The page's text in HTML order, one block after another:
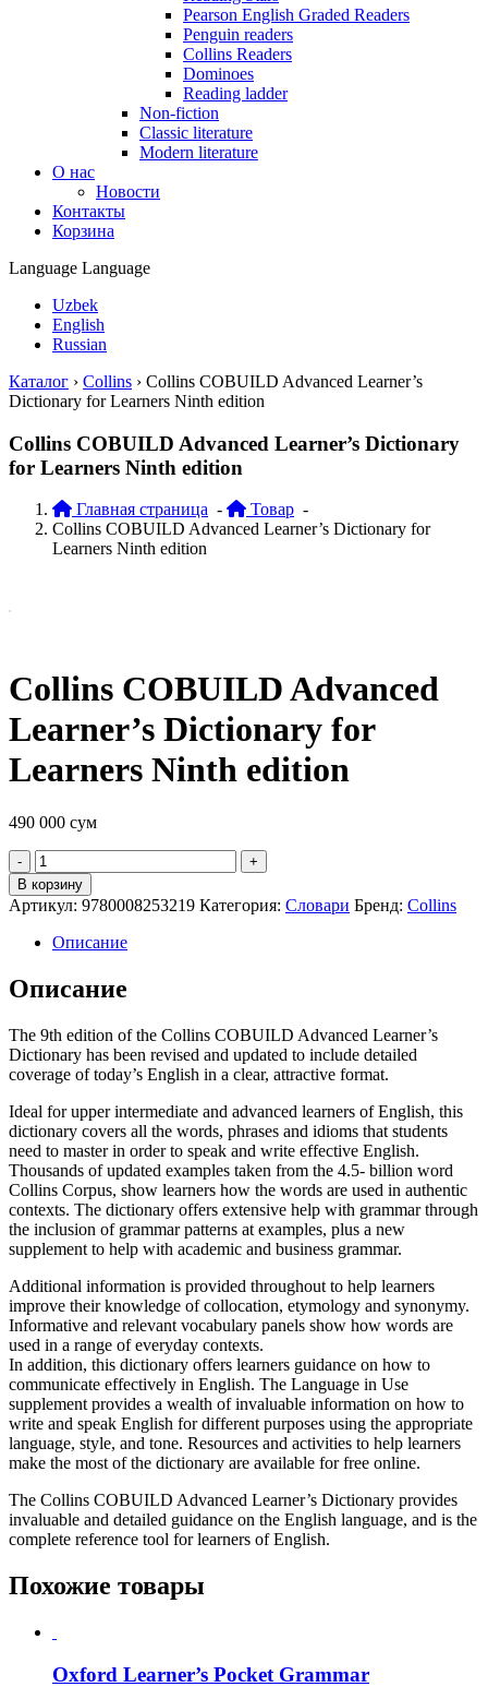
Pearson English Graded Readers
Penguin readers
Collins Readers
Dominoes
Reading ladder
Non-fiction
Classic literature
Modern literature
О нас
Новости
Контакты
Корзина
Language Language
Uzbek
English
Russian
Каталог › Collins › Collins COBUILD Advanced Learner’s
Dictionary for Learners Ninth edition
Collins COBUILD Advanced Learner’s Dictionary
for Learners Ninth edition
Главная страница - Товар -
Collins COBUILD Advanced Learner’s Dictionary for
Learners Ninth edition
Collins COBUILD Advanced
Learner’s Dictionary for
Learners Ninth edition
490 000 сум
Quantity
В корзину
Артикул: 9780008253219 Категория: Словари Бренд: Collins
Описание
Описание
The 9th edition of the Collins COBUILD Advanced Learner’s
Dictionary has been revised and updated to include detailed
coverage of today’s English in a clear, attractive format.
Ideal for upper intermediate and advanced learners of English, this
dictionary covers all the words, phrases and idioms that students
need to master in order to speak and write effective English.
Thousands of updated examples taken from the 4.5- billion word
Collins Corpus, show learners how the words are used in authentic
contexts. The dictionary offers extensive help with grammar through
the inclusion of grammar patterns at examples, plus a new
supplement to help with academic and business grammar.
Additional information is provided throughout to help learners
improve their knowledge of collocation, etymology and synonymy.
Informative and relevant vocabulary panels show how words are
used in a range of everyday contexts.
In addition, this dictionary offers learners guidance on how to
communicate effectively in English. The Language in Use
supplement provides a wealth of invaluable information on how to
write and speak English for different purposes using the appropriate
language, style, and tone. Resources and activities to help learners
make the most of the dictionary are available for free online.
The Collins COBUILD Advanced Learner’s Dictionary provides
invaluable and detailed guidance on the English language, and is the
complete reference tool for learners of English.
Похожие товары
Oxford Learner’s Pocket Grammar